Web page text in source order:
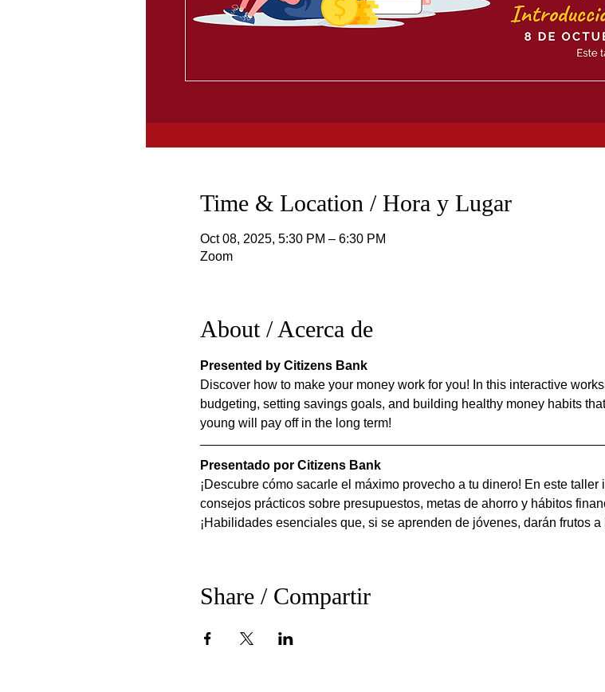
Time & Location / Hora y Lugar
Oct 08, 2025, 5:30 PM – 6:30 PM
Zoom
About / Acerca de
Presented by Citizens Bank
Discover how to make your money work for you! In this interactive
budgeting, setting savings goals, and building healthy money habits
young will pay off in the long term!
Presentado por Citizens Bank
¡Descubre cómo sacarle el máximo provecho a tu dinero! En este
consejos prácticos sobre presupuestos, metas de ahorro y hábitos
¡Habilidades esenciales que, si se aprenden de jóvenes, darán frutos a
Share / Compartir